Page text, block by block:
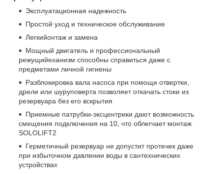
Эксплуатационная надежность
Простой уход и техническое обслуживание
Легкийонтаж и замена
Мощный двигатель и профессиональный
режущийеханизм способны справиться даже с
предметами личной гигиены
Разблокировка вала насоса при помощи отвертки,
дрели или шуруповерта позволяет откачать стоки из
резервуара без его вскрытия
Приемные патрубки-эксцентрики дают возможность
смещения подключения на 10, что облегчает монтаж
SOLOLIFT2
Герметичный резервуар не допустит протечек даже
при избыточном давлении воды в сантехнических
устройствах